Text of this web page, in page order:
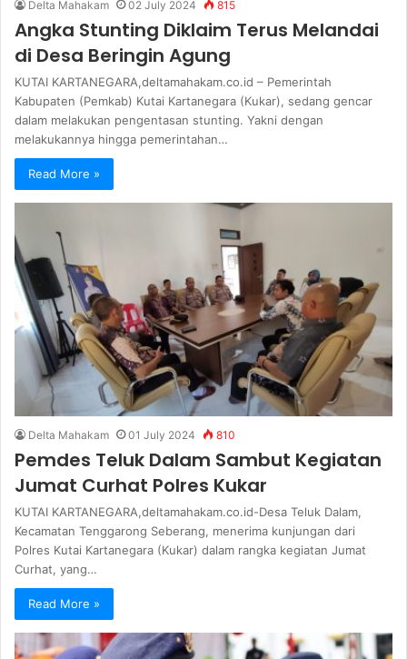
Delta Mahakam 02 July 2024 815
Angka Stunting Diklaim Terus Melandai
di Desa Beringin Agung
KUTAI KARTANEGARA,deltamahakam.co.id – Pemerintah
Kabupaten (Pemkab) Kutai Kartanegara (Kukar), sedang gencar
dalam melakukan pengentasan stunting. Yakni dengan
melakukannya hingga pemerintahan…
Read More »
Delta Mahakam 01 July 2024 810
Pemdes Teluk Dalam Sambut Kegiatan
Jumat Curhat Polres Kukar
KUTAI KARTANEGARA,deltamahakam.co.id-Desa Teluk Dalam,
Kecamatan Tenggarong Seberang, menerima kunjungan dari
Polres Kutai Kartanegara (Kukar) dalam rangka kegiatan Jumat
Curhat, yang…
Read More »